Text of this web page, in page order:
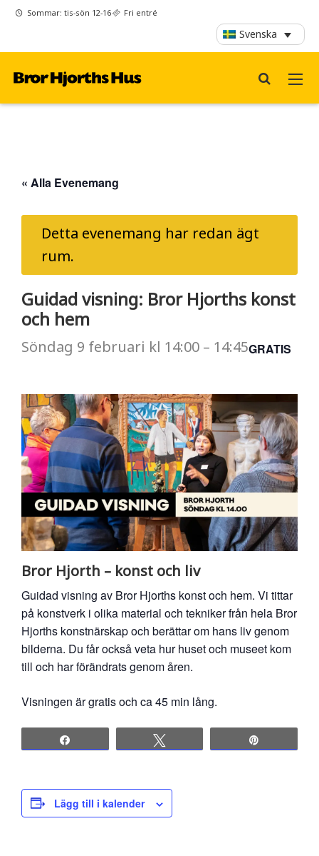
Sommar: tis-sön 12-16 Fri entré
Svenska
« Alla Evenemang
Detta evenemang har redan ägt
rum.
Guidad visning: Bror Hjorths konst
och hem
Söndag 9 februari kl 14:00 – 14:45GRATIS
Bror Hjorth – konst och liv
Guidad visning av Bror Hjorths konst och hem. Vi tittar
på konstverk i olika material och tekniker från hela Bror
Hjorths konstnärskap och berättar om hans liv genom
bilderna. Du får också veta hur huset och museet kom
till och har förändrats genom åren.
Visningen är gratis och ca 45 min lång.
Lägg till i kalender